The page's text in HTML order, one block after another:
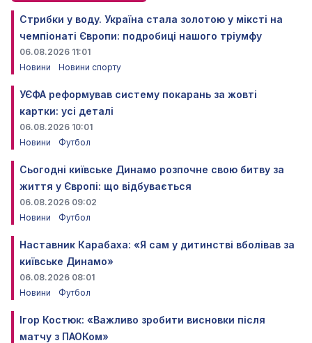
Стрибки у воду. Україна стала золотою у міксті на
чемпіонаті Європи: подробиці нашого тріумфу
06.08.2026 11:01
Новини
Новини спорту
УЄФА реформував систему покарань за жовті
картки: усі деталі
06.08.2026 10:01
Новини
Футбол
Сьогодні київське Динамо розпочне свою битву за
життя у Європі: що відбувається
06.08.2026 09:02
Новини
Футбол
Наставник Карабаха: «Я сам у дитинстві вболівав за
київське Динамо»
06.08.2026 08:01
Новини
Футбол
Ігор Костюк: «Важливо зробити висновки після
матчу з ПАОКом»